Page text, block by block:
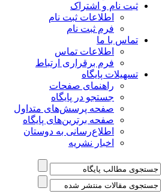
نام و اشتراک
اطلاعات ثبت نام
فرم ثبت نام
با ما
اطلاعات تماس
فرم برقراری ارتباط
پایگاه
راهنمای صفحات
جستجو در پایگاه
صفحه پرسش‌های متداول
صفحه برترین‌های پایگاه
اطلاع‌رسانی به دوستان
اخبار نشریه